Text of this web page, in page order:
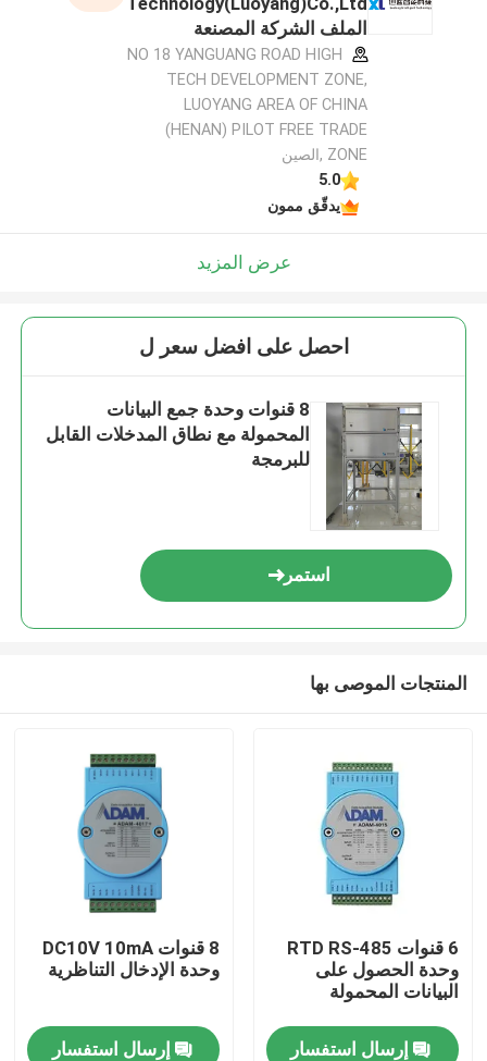
المنزل
المنتجات
الملف الشركة المصنعة
NO 18 YANGUANG ROAD HIGH
TECH DEVELOPMENT ZONE,
LUOYANG AREA OF CHINA
(HENAN) PILOT FREE TRADE
ZONE ,الصين
5.0
يدقّق ممون
عرض المزيد
احصل على افضل سعر ل
8 قنوات وحدة جمع البيانات
المحمولة مع نطاق المدخلات القابل
للبرمجة
استمر
المنتجات الموصى بها
6 قنوات RTD RS-485
وحدة الحصول على
البيانات المحمولة
إرسال استفسار
8 قنوات DC10V 10mA
وحدة الإدخال التناظرية
إرسال استفسار